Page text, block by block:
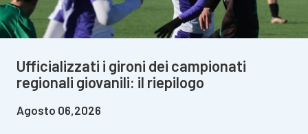
Ufficializzati i gironi dei campionati
regionali giovanili: il riepilogo
Agosto 06,2026